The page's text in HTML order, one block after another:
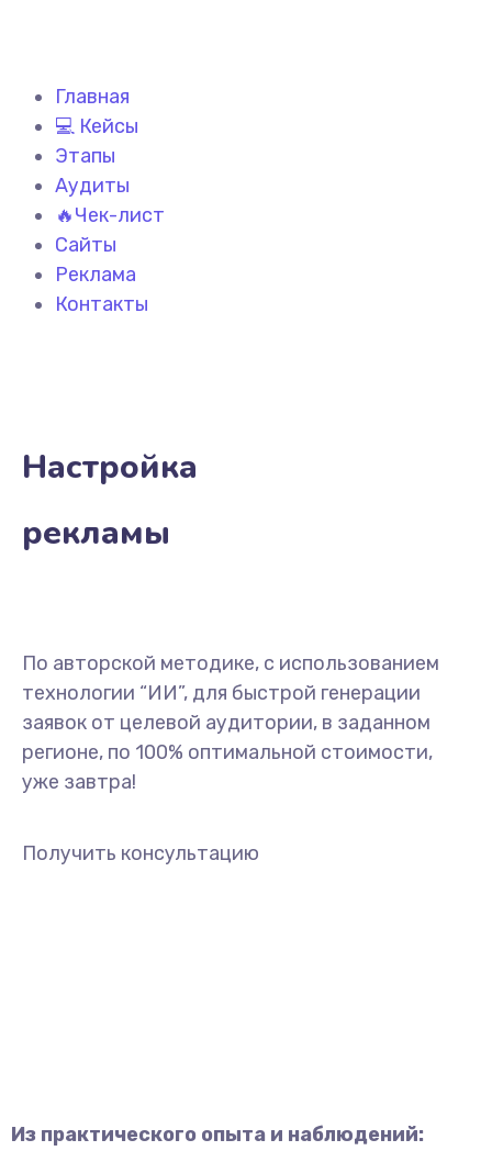
Главная
💻 Кейсы
Этапы
Аудиты
🔥Чек-лист
Сайты
Реклама
Контакты
Настройка
рекламы
По авторской методике, с использованием
технологии “ИИ”, для быстрой генерации
заявок от целевой аудитории, в заданном
регионе, по 100% оптимальной стоимости,
уже завтра!
Получить консультацию
Из практического опыта и наблюдений: